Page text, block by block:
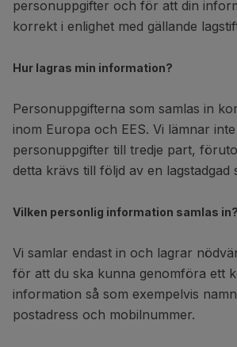
personuppgifter och för att din
korrekt i enlighet med gällande
Hur lagras min information?
Personuppgifterna som samlas in
inom Europa och EES. Vi lämnar
personuppgifter till tredje part,
detta krävs till följd av en lagstadgad
Vilken personlig information samlas in?
Vi samlar endast in och lagrar
för att du ska kunna genomföra ett
information så som exempelvis
postadress och mobilnummer.